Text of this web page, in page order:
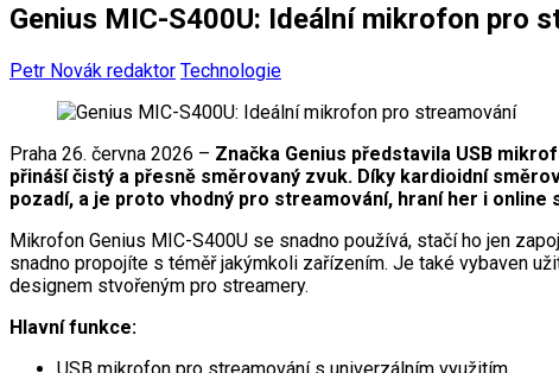
Genius MIC-S400U: Ideální mikrofon pro
Petr Novák redaktor Technologie
Praha 26. června 2026 – Značka Genius představila USB
přináší čistý a přesně směrovaný zvuk. Díky kardioidní
pozadí, a je proto vhodný pro streamování, hraní her i online
Mikrofon Genius MIC-S400U se snadno používá, stačí ho jen
snadno propojíte s téměř jakýmkoli zařízením. Je také vybaven
designem stvořeným pro streamery.
Hlavní funkce: